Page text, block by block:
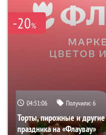
-20%
04:51:05 Получили:6
Торты, пирожные и
праздника на «Флаувау»